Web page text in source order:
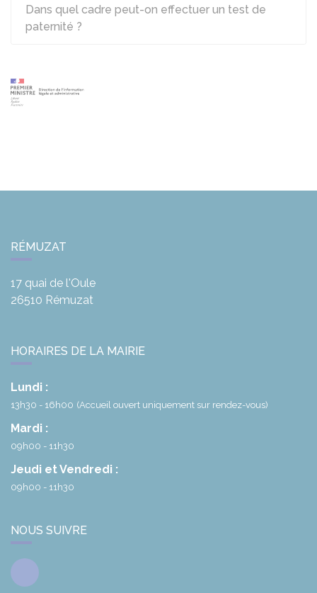
Dans quel cadre peut-on effectuer un test de
paternité ?
RÉMUZAT
17 quai de l'Oule
26510 Rémuzat
HORAIRES DE LA MAIRIE
Lundi :
13h30 - 16h00 (Accueil ouvert uniquement sur rendez-vous)
Mardi :
09h00 - 11h30
Jeudi et Vendredi :
09h00 - 11h30
NOUS SUIVRE
Facebook